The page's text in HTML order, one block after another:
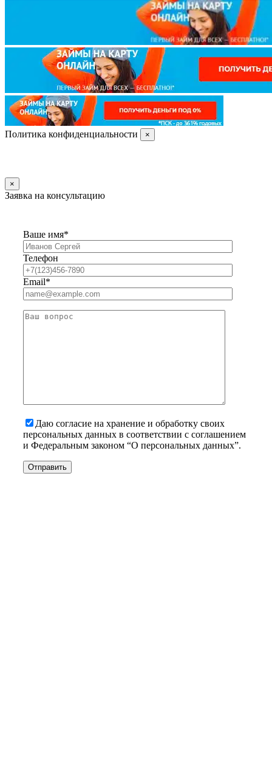
Политика конфиденциальности ×
×
Заявка на консультацию
Ваше имя*
Телефон
Email*
Даю согласие на хранение и обработку своих
персональных данных в соответствии с соглашением
и Федеральным законом “О персональных данных”.